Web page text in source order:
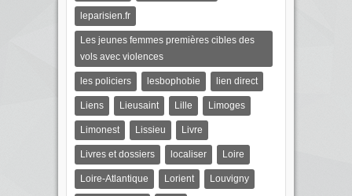
leparisien.fr
Les jeunes femmes premières cibles des
vols avec violences
les policiers lesbophobie lien direct
Liens Lieusaint Lille Limoges
Limonest Lissieu Livre
Livres et dossiers localiser Loire
Loire-Atlantique Lorient Louvigny